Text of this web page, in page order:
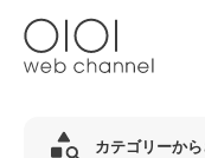
カテゴリーか